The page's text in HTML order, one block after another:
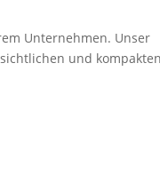
Unternehmen. Unser
und kompakten